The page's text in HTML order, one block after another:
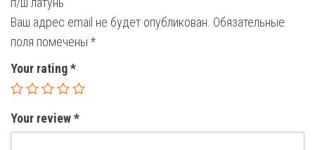
Ваш адрес email не будет опубликован. Обязательные
поля помечены *
Your rating*
Your review*